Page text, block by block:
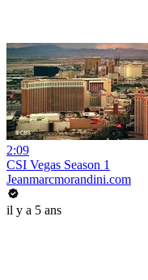
2:09
CSI Vegas Season 1
Jeanmarcmorandini.com
il y a 5 ans